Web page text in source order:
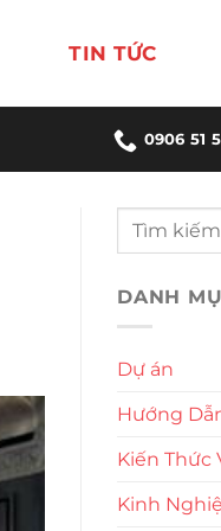
TIN TỨC
0906 51
DANH
Dự án
Hướng
Kiến Thức
Kinh